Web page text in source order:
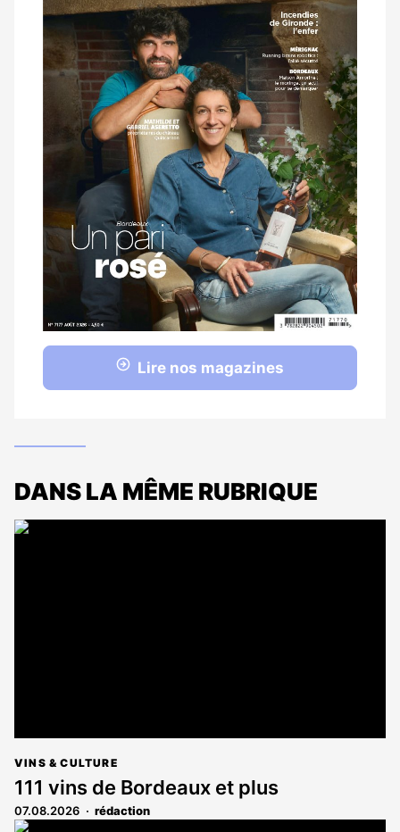
Lire nos magazines
DANS LA MÊME RUBRIQUE
VINS & CULTURE
111 vins de Bordeaux et plus
07.08.2026 rédaction